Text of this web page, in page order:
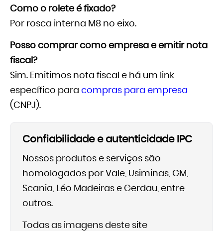
Como o rolete é fixado?
Por rosca interna M8 no eixo.
Posso comprar como empresa e emitir nota
fiscal?
Sim. Emitimos nota fiscal e há um link
específico para compras para empresa
(CNPJ).
Confiabilidade e autenticidade IPC
Nossos produtos e serviços são
homologados por Vale, Usiminas, GM,
Scania, Léo Madeiras e Gerdau, entre
outros.
Todas as imagens deste site